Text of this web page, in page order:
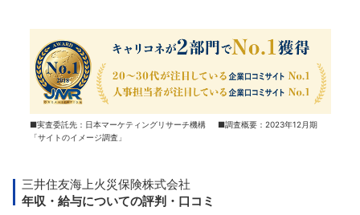
■実査委託先：日本マーケティングリサーチ機構 ■調査概要：2023年12月期
「サイトのイメージ調査」
三井住友海上火災保険株式会社
年収・給与についての評判・口コミ